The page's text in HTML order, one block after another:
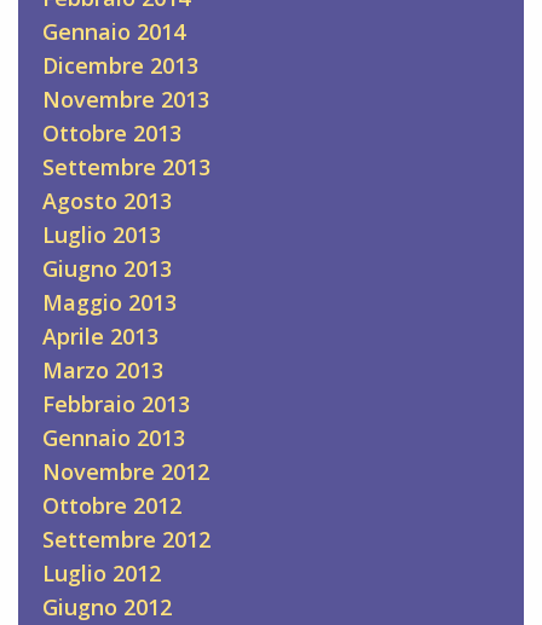
Gennaio 2014
Dicembre 2013
Novembre 2013
Ottobre 2013
Settembre 2013
Agosto 2013
Luglio 2013
Giugno 2013
Maggio 2013
Aprile 2013
Marzo 2013
Febbraio 2013
Gennaio 2013
Novembre 2012
Ottobre 2012
Settembre 2012
Luglio 2012
Giugno 2012